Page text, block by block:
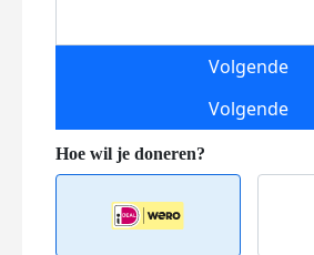
Volgende
Volgende